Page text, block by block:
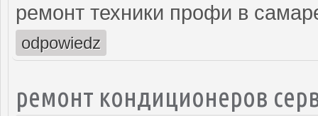
ремонт техники профи в
odpowiedz
ремонт кондиционеров